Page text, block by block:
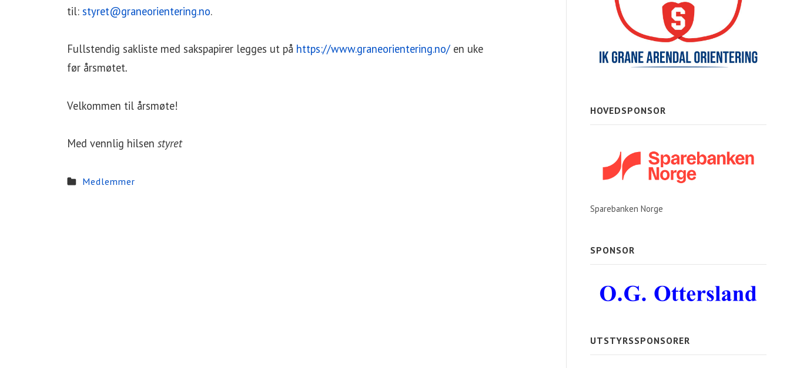
til: styret@graneorientering.no.
Fullstendig sakliste med sakspapirer legges ut på https://www.graneorientering.no/en uke
før årsmøtet.
Velkommen til årsmøte!
Med vennlig hilsen styret
Medlemmer
HOVEDSPONSOR
Sparebanken Norge
SPONSOR
UTSTYRSSPONSORER